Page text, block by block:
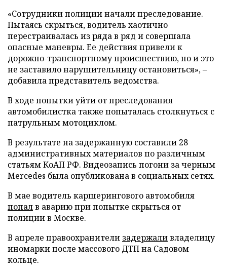
«Сотрудники полиции начали преследование.
Пытаясь скрыться, водитель хаотично
перестраивалась из ряда в ряд и совершала
опасные маневры. Ее действия привели к
дорожно-транспортному происшествию, но и это
не заставило нарушительницу остановиться», –
добавила представитель ведомства.
В ходе попытки уйти от преследования
автомобилистка также попыталась столкнуться с
патрульным мотоциклом.
В результате на задержанную составили 28
административных материалов по различным
статьям КоАП РФ. Видеозапись погони за черным
Mercedes была опубликована в социальных сетях.
В мае водитель каршерингового автомобиля
попалв аварию при попытке скрыться от
полиции в Москве.
В апреле правоохранители задержаливладелицу
иномарки после массового ДТП на Садовом
кольце.